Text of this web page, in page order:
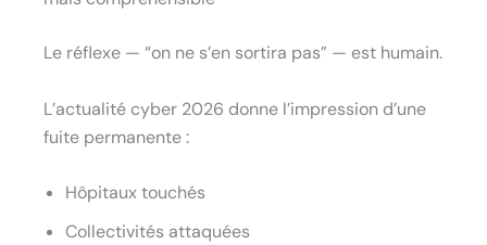
Le réflexe — “on ne s’en sortira pas” — est humain.
L’actualité cyber 2026 donne l’impression d’une
fuite permanente :
Hôpitaux touchés
Collectivités attaquées